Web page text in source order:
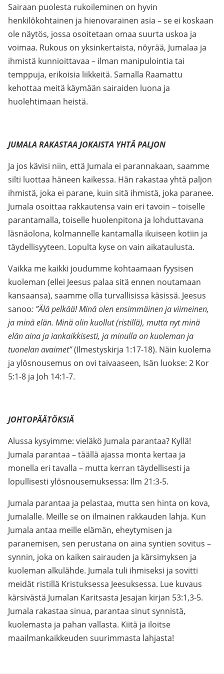
Sairaan puolesta rukoileminen on hyvin
henkilökohtainen ja hienovarainen asia – se ei koskaan
ole näytös, jossa osoitetaan omaa suurta uskoa ja
voimaa. Rukous on yksinkertaista, nöyrää, Jumalaa ja
ihmistä kunnioittavaa – ilman manipulointia tai
temppuja, erikoisia liikkeitä. Samalla Raamattu
kehottaa meitä käymään sairaiden luona ja
huolehtimaan heistä.
JUMALA RAKASTAA JOKAISTA YHTÄ PALJON
Ja jos kävisi niin, että Jumala ei parannakaan, saamme
silti luottaa häneen kaikessa. Hän rakastaa yhtä paljon
ihmistä, joka ei parane, kuin sitä ihmistä, joka paranee.
Jumala osoittaa rakkautensa vain eri tavoin – toiselle
parantamalla, toiselle huolenpitona ja lohduttavana
läsnäolona, kolmannelle kantamalla ikuiseen kotiin ja
täydellisyyteen. Lopulta kyse on vain aikataulusta.
Vaikka me kaikki joudumme kohtaamaan fyysisen
kuoleman (ellei Jeesus palaa sitä ennen noutamaan
kansaansa), saamme olla turvallisissa käsissä. Jeesus
sanoo: ”Älä pelkää! Minä olen ensimmäinen ja viimeinen,
ja minä elän. Minä olin kuollut (ristillä), mutta nyt minä
elän aina ja iankaikkisesti, ja minulla on kuoleman ja
tuonelan avaimet”(Ilmestyskirja 1:17-18). Näin kuolema
ja ylösnousemus on ovi taivaaseen, Isän luokse: 2 Kor
5:1-8 ja Joh 14:1-7.
JOHTOPÄÄTÖKSIÄ
Alussa kysyimme: vieläkö Jumala parantaa? Kyllä!
Jumala parantaa – täällä ajassa monta kertaa ja
monella eri tavalla – mutta kerran täydellisesti ja
lopullisesti ylösnousemuksessa: Ilm 21:3-5.
Jumala parantaa ja pelastaa, mutta sen hinta on kova,
Jumalalle. Meille se on ilmainen rakkauden lahja. Kun
Jumala antaa meille elämän, eheytymisen ja
paranemisen, sen perustana on aina syntien sovitus –
synnin, joka on kaiken sairauden ja kärsimyksen ja
kuoleman alkulähde. Jumala tuli ihmiseksi ja sovitti
meidät ristillä Kristuksessa Jeesuksessa. Lue kuvaus
kärsivästä Jumalan Karitsasta Jesajan kirjan 53:1,3-5.
Jumala rakastaa sinua, parantaa sinut synnistä,
kuolemasta ja pahan vallasta. Kiitä ja iloitse
maailmankaikkeuden suurimmasta lahjasta!